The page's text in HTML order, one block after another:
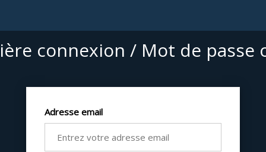
connexion / Mot de passe
Adresse email